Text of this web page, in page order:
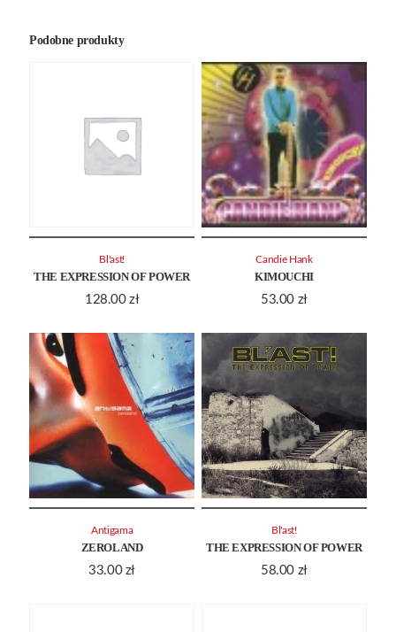
Podobne produkty
THE EXPRESSION OF POWER
128.00 zł
Bl'ast!
KIMOUCHI
53.00 zł
Candie Hank
ZEROLAND
33.00 zł
Antigama
THE EXPRESSION OF POWER
58.00 zł
Bl'ast!